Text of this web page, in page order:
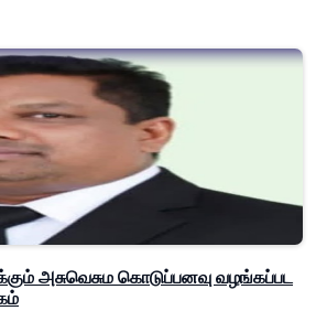
அசுவெசும கொடுப்பனவு வழங்கப்பட